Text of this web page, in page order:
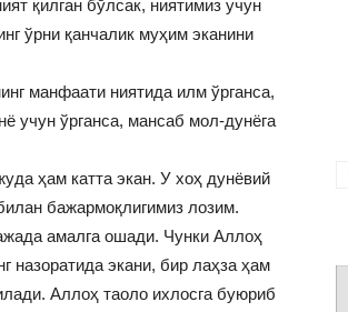
қилган бўлсак, ниятимиз учун
ўрни қанчалик муҳим эканини
манфаати ниятида илм ўрганса,
учун ўрганса, мансаб мол-дунёга
ҳам катта экан. У хоҳ дунёвий
бажармоқлигимиз лозим.
амалга ошади. Чунки Аллоҳ
назоратида экани, бир лаҳза ҳам
Аллоҳ таоло ихлосга буюриб